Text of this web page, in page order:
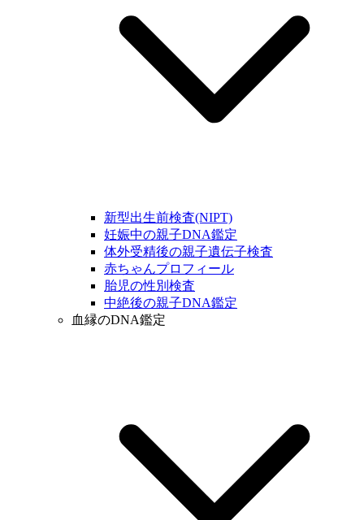
新型出生前検査(NIPT)
妊娠中の親子DNA鑑定
体外受精後の親子遺伝子検査
赤ちゃんプロフィール
胎児の性別検査
中絶後の親子DNA鑑定
血縁のDNA鑑定